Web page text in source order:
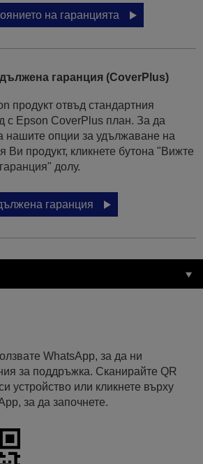
на гаранцията
гаранция (CoverPlus)
продукт отвъд стандартния
с Epson CoverPlus план. За да
нашите опции за удължаване на
Ви продукт, кликнете бутона "Вижте
долу.
гаранция
WhatsApp, за да ни
за поддръжка. Сканирайте QR
устройство или кликнете върху
за да започнете.